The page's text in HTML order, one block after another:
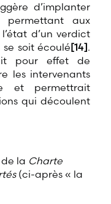
d’implanter
aux
d’un verdict
soit écoulé[14].
pour effet de
les intervenants
et permettrait
qui découlent
de la Charte
(ci-après « la